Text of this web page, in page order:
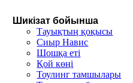
Шикізат бойынша
Тауықтың қоқысы
Сиыр Навис
Шошқа еті
Қой көңі
Тоулинг тамшылары